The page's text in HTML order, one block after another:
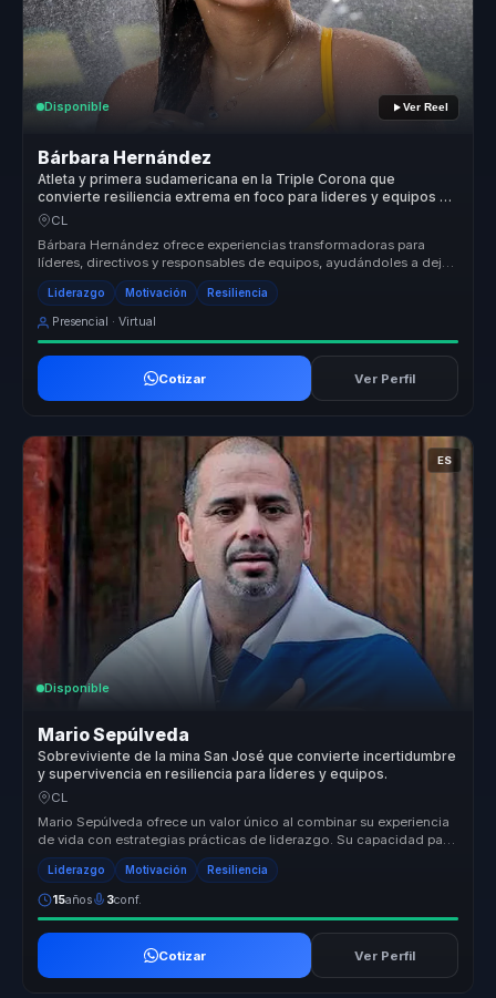
Disponible Ver Reel
Bárbara Hernández
Atleta y primera sudamericana en la Triple Corona que
convierte resiliencia extrema en foco para lideres y equipos de
alto desempeno.
CL
Bárbara Hernández ofrece experiencias transformadoras para
líderes, directivos y responsables de equipos, ayudándoles a dejar
atrás equip...
Liderazgo Motivación Resiliencia
Presencial · Virtual
Cotizar Ver Perfil
ES
Disponible
Mario Sepúlveda
Sobreviviente de la mina San José que convierte incertidumbre
y supervivencia en resiliencia para líderes y equipos.
CL
Mario Sepúlveda ofrece un valor único al combinar su experiencia
de vida con estrategias prácticas de liderazgo. Su capacidad para
transf...
Liderazgo Motivación Resiliencia
15años 3conf.
Cotizar Ver Perfil